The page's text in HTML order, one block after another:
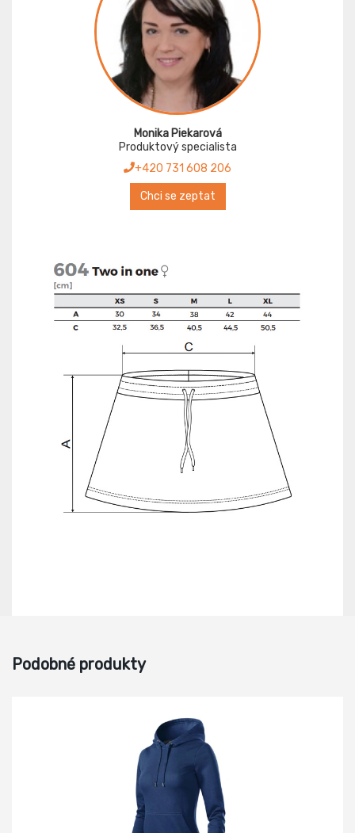
Monika Piekarová
Produktový specialista
+420 731 608 206
Chci se zeptat
Podobné produkty